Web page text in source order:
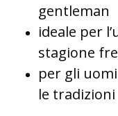
gentleman
ideale per
stagione
per gli
le tradizioni